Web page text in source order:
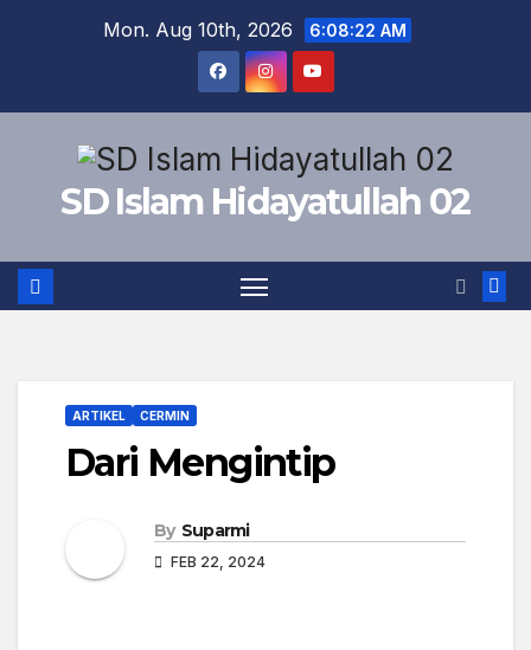
Mon. Aug 10th, 2026 6:08:22 AM
SD Islam Hidayatullah 02
ARTIKEL CERMIN
Dari Mengintip
By Suparmi
FEB 22, 2024